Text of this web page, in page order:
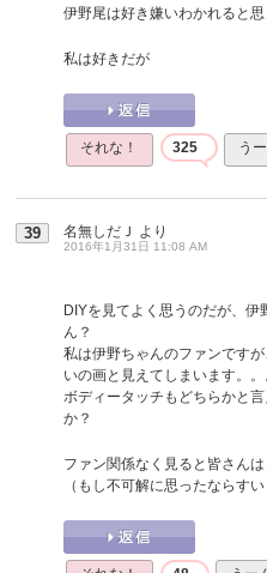
伊野尾は好き嫌いわかれると思
私は好きだが
それな！ 325 う
39 名無しだＪ より
2016年1月31日 11:08 AM
DIYを見てよく思うのだが、
ん？
私は伊野ちゃんのファンです
いの画と見えてしまいます。
ボディータッチもどちらかと
か？
ファン関係なく見ると皆さん
（もし不可解に思ったならすい